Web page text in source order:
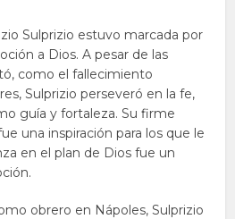
Sulprizio estuvo marcada por
a Dios. A pesar de las
como el fallecimiento
Sulprizio perseveró en la fe,
guía y fortaleza. Su firme
una inspiración para los que le
en el plan de Dios fue un
obrero en Nápoles, Sulprizio